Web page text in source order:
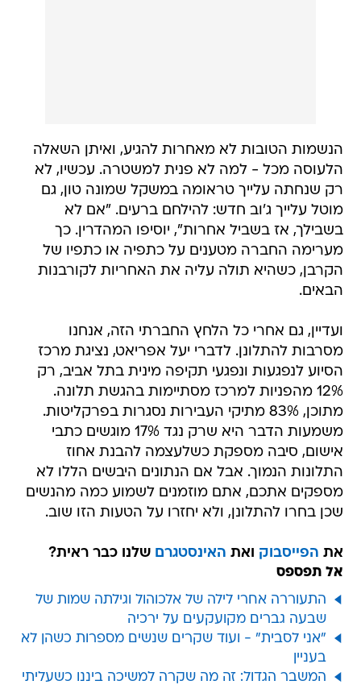
הנשמות הטובות לא מאחרות להגיע, ואיתן השאלה
הלעוסה מכל - למה לא פנית למשטרה. עכשיו, לא
רק שנחתה עלייך טראומה במשקל שמונה טון, גם
מוטל עלייך ג'וב חדש: להילחם ברעים. "אם לא
בשבילך, אז בשביל אחרות", יוסיפו המהדרין. כך
מערימה החברה מטענים על כתפיה או כתפיו של
הקרבן, כשהיא תולה עליה את האחריות לקורבנות
הבאים.
ועדיין, גם אחרי כל הלחץ החברתי הזה, אנחנו
מסרבות להתלונן. לדברי יעל אפריאט, נציגת מרכז
הסיוע לנפגעות ונפגעי תקיפה מינית בתל אביב, רק
12% מהפניות למרכז מסתיימות בהגשת תלונה.
מתוכן, 83% מתיקי העבירות נסגרות בפרקליטות.
משמעות הדבר היא שרק נגד 17% מוגשים כתבי
אישום, סיבה מספקת כשלעצמה להבנת אחוז
התלונות הנמוך. אבל אם הנתונים היבשים הללו לא
מספקים אתכם, אתם מוזמנים לשמוע כמה מהנשים
שכן בחרו להתלונן, ולא יחזרו על הטעות הזו שוב.
את הפייסבוק ואת האינסטגרם שלנו כבר ראית?
אל תפספס
התעוררה אחרי לילה של אלכוהול וגילתה שמות של
שבעה גברים מקועקעים על ירכיה
"אני לסבית" - ועוד שקרים שנשים מספרות כשהן לא
בעניין
המשבר הגדול: זה מה שקרה למשיכה ביננו כשעליתי